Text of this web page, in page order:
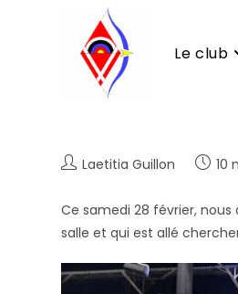
Le club
Auteur/autrice
la
publication :
Laetitia Guillon 10
Ce samedi 28 février,
salle et qui est allé